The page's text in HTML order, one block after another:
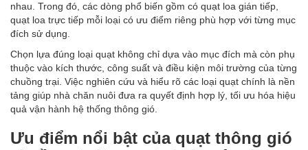
nhau. Trong đó, các dòng phổ biến gồm có quạt loa gián tiếp,
quạt loa trực tiếp mỗi loại có ưu điểm riêng phù hợp với từng mục
đích sử dụng.
Chọn lựa đúng loại quạt không chỉ dựa vào mục đích mà còn phụ
thuộc vào kích thước, công suất và điều kiện môi trường của từng
chuồng trại. Việc nghiên cứu và hiểu rõ các loại quạt chính là nền
tảng giúp nhà chăn nuôi đưa ra quyết định hợp lý, tối ưu hóa hiệu
quả vận hành hệ thống thông gió.
Ưu điểm nổi bật của quạt thông gió